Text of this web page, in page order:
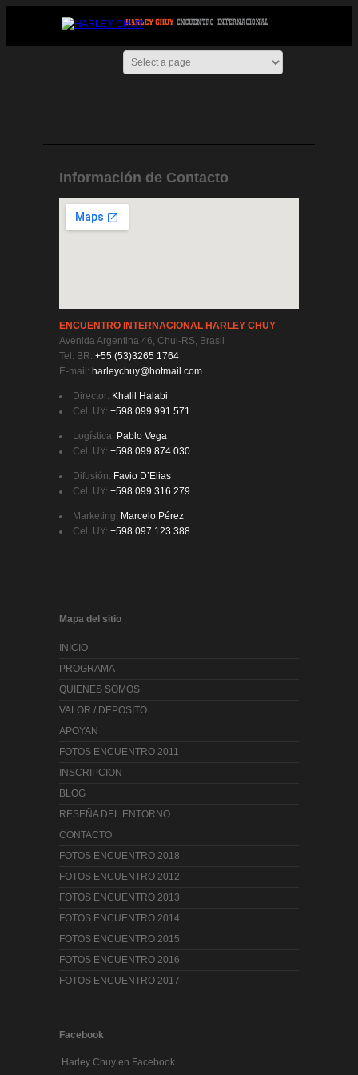
Información de Contacto
ENCUENTRO INTERNACIONAL HARLEY CHUY
Avenida Argentina 46, Chui-RS, Brasil
Tel. BR: +55 (53)3265 1764
E-mail: harleychuy@hotmail.com
Director: Khalil Halabi
Cel. UY: +598 099 991 571
Logística: Pablo Vega
Cel. UY: +598 099 874 030
Difusión: Favio D’Elias
Cel. UY: +598 099 316 279
Marketing: Marcelo Pérez
Cel. UY: +598 097 123 388
Mapa del sitio
INICIO
PROGRAMA
QUIENES SOMOS
VALOR / DEPOSITO
APOYAN
FOTOS ENCUENTRO 2011
INSCRIPCION
BLOG
RESEÑA DEL ENTORNO
CONTACTO
FOTOS ENCUENTRO 2018
FOTOS ENCUENTRO 2012
FOTOS ENCUENTRO 2013
FOTOS ENCUENTRO 2014
FOTOS ENCUENTRO 2015
FOTOS ENCUENTRO 2016
FOTOS ENCUENTRO 2017
Facebook
Harley Chuy en Facebook